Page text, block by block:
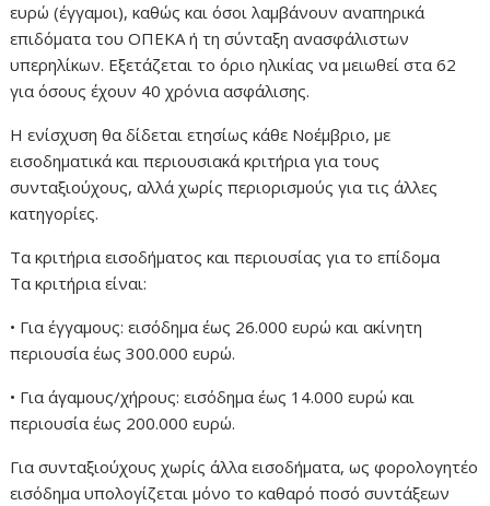
ευρώ (έγγαμοι), καθώς και όσοι λαμβάνουν αναπηρικά
επιδόματα του ΟΠΕΚΑ ή τη σύνταξη ανασφάλιστων
υπερηλίκων. Εξετάζεται το όριο ηλικίας να μειωθεί στα 62
για όσους έχουν 40 χρόνια ασφάλισης.
Η ενίσχυση θα δίδεται ετησίως κάθε Νοέμβριο, με
εισοδηματικά και περιουσιακά κριτήρια για τους
συνταξιούχους, αλλά χωρίς περιορισμούς για τις άλλες
κατηγορίες.
Τα κριτήρια εισοδήματος και περιουσίας για το επίδομα
Τα κριτήρια είναι:
• Για έγγαμους: εισόδημα έως 26.000 ευρώ και ακίνητη
περιουσία έως 300.000 ευρώ.
• Για άγαμους/χήρους: εισόδημα έως 14.000 ευρώ και
περιουσία έως 200.000 ευρώ.
Για συνταξιούχους χωρίς άλλα εισοδήματα, ως φορολογητέο
εισόδημα υπολογίζεται μόνο το καθαρό ποσό συντάξεων